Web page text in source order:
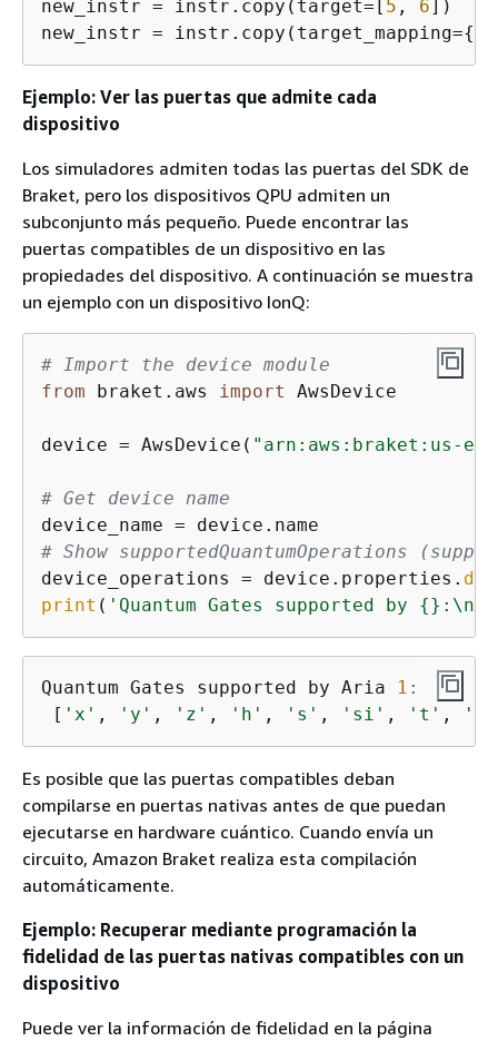
new_instr = instr.copy(target=[ 5 , 6 ])
new_instr = instr.copy(target_mapping={
Ejemplo: Ver las puertas que admite cada
dispositivo
Los simuladores admiten todas las puertas del SDK de
Braket, pero los dispositivos QPU admiten un
subconjunto más pequeño. Puede encontrar las
puertas compatibles de un dispositivo en las
propiedades del dispositivo. A continuación se muestra
un ejemplo con un dispositivo IonQ:
# Import the device module
from braket.aws import AwsDevice
device = AwsDevice( "arn:aws:braket:us-
# Get device name
# Show supportedQuantumOperations
device_operations = device.properties.
print ( 'Quantum Gates supported by {}:\n
Quantum Gates supported by Aria 1 :
[ 'x' , 'y' , 'z' , 'h' , 's' , 'si' , 't' ,
Es posible que las puertas compatibles deban
compilarse en puertas nativas antes de que puedan
ejecutarse en hardware cuántico. Cuando envía un
circuito, Amazon Braket realiza esta compilación
automáticamente.
Ejemplo: Recuperar mediante programación la
fidelidad de las puertas nativas compatibles con un
dispositivo
Puede ver la información de fidelidad en la página